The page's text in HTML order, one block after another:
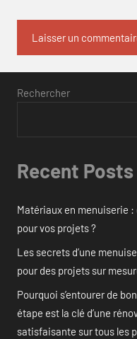
Rechercher
Recent Posts
Matériaux en menuiserie
pour vos projets ?
Les secrets d’une
pour des projets sur
Pourquoi s’entourer de
étape est la clé d’une
satisfaisante sur tous les